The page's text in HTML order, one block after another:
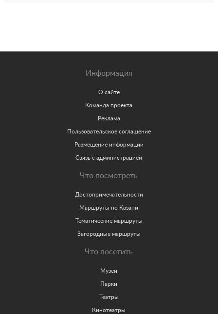
Информация
О сайте
Команда проекта
Реклама
Пользовательское соглашение
Размещение информации
Связь с администрацией
Что посмотреть
Достопримечательности
Маршруты по Казани
Тематические маршруты
Загородные маршруты
Что посетить
Музеи
Парки
Театры
Кинотеатры